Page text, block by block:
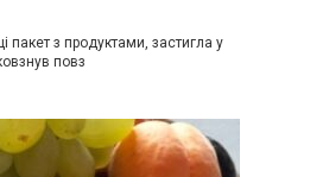
пакет з продуктами, застигла у
повз